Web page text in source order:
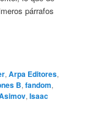
párrafos
,Arpa Editores,
B,fandom,
,Isaac